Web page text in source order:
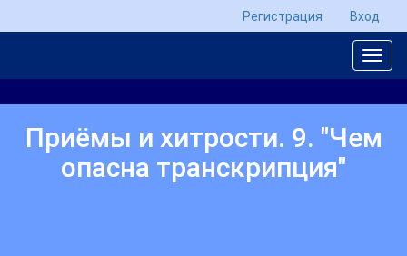
Вход
Регистрация
Приёмы и хитрости. 9. "Чем
опасна транскрипция"